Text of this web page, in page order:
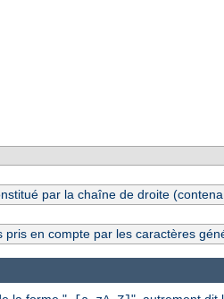
par la chaîne de droite
pris en compte par les caractères